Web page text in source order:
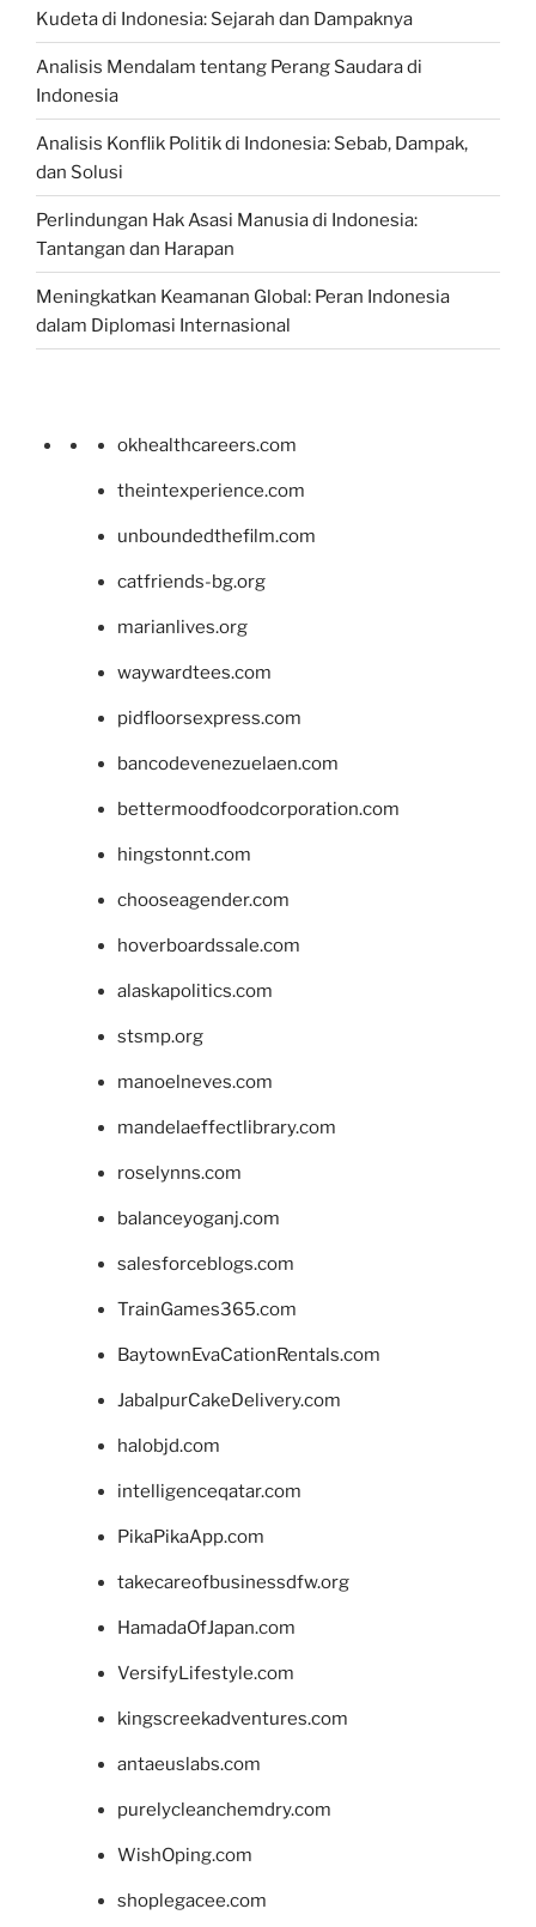
Kudeta di Indonesia: Sejarah dan Dampaknya
Analisis Mendalam tentang Perang Saudara di
Indonesia
Analisis Konflik Politik di Indonesia: Sebab, Dampak,
dan Solusi
Perlindungan Hak Asasi Manusia di Indonesia:
Tantangan dan Harapan
Meningkatkan Keamanan Global: Peran Indonesia
dalam Diplomasi Internasional
okhealthcareers.com
theintexperience.com
unboundedthefilm.com
catfriends-bg.org
marianlives.org
waywardtees.com
pidfloorsexpress.com
bancodevenezuelaen.com
bettermoodfoodcorporation.com
hingstonnt.com
chooseagender.com
hoverboardssale.com
alaskapolitics.com
stsmp.org
manoelneves.com
mandelaeffectlibrary.com
roselynns.com
balanceyoganj.com
salesforceblogs.com
TrainGames365.com
BaytownEvaCationRentals.com
JabalpurCakeDelivery.com
halobjd.com
intelligenceqatar.com
PikaPikaApp.com
takecareofbusinessdfw.org
HamadaOfJapan.com
VersifyLifestyle.com
kingscreekadventures.com
antaeuslabs.com
purelycleanchemdry.com
WishOping.com
shoplegacee.com